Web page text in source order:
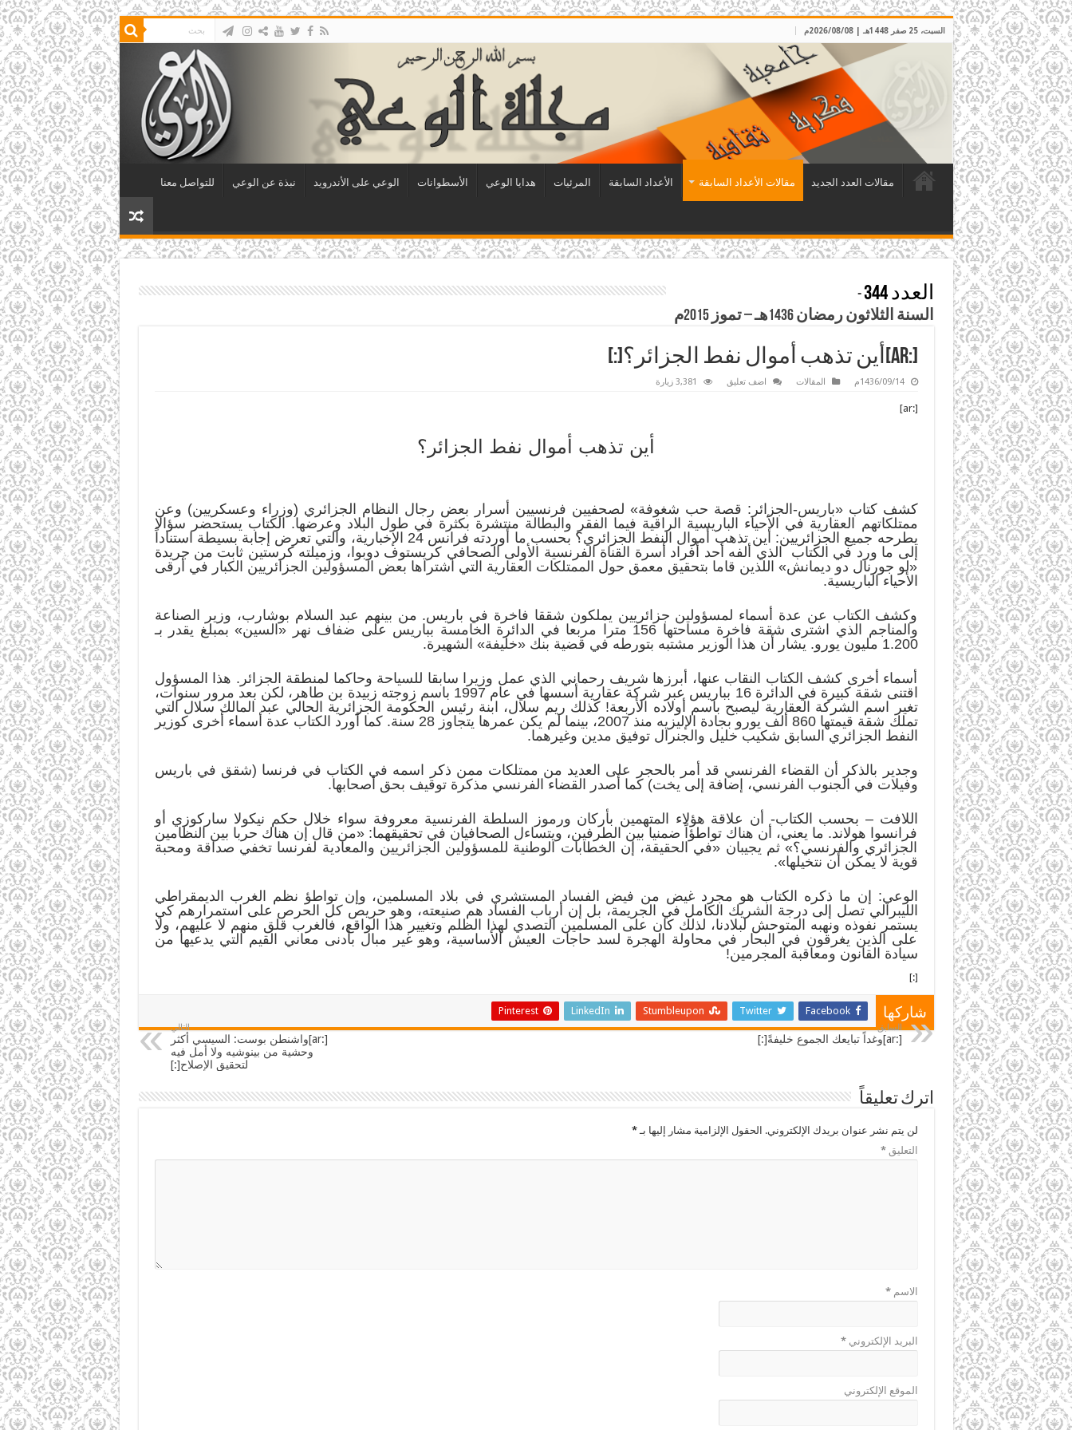
السبت، 25 صفر 1448هـ | 2026/08/08م
مقالات العدد الجديد مقالات الأعداد السابقة الأعداد السابقة المرئيات هدايا الوعي الأسطوانات الوعي على الأندرويد نبذة عن الوعي للتواصل معنا
العدد 344
-
السنة الثلاثون رمضان 1436هـ – تموز 2015م
[:ar]أين تذهب أموال نفط الجزائر؟[:]
1436/09/14م المقالات اضف تعليق 3,381 زيارة
[:ar]
أين تذهب أموال نفط الجزائر؟
كشف كتاب «باريس-الجزائر: قصة حب شغوفة» لصحفيين فرنسيين أسرار بعض رجال النظام الجزائري (وزراء وعسكريين) وعن
ممتلكاتهم العقارية في الأحياء الباريسية الراقية فيما الفقر والبطالة منتشرة بكثرة في طول البلاد وعرضها. الكتاب يستحضر سؤالا
يطرحه جميع الجزائريين: أين تذهب أموال النفط الجزائري؟ بحسب ما أوردته فرانس 24 الإخبارية، والتي تعرض إجابة بسيطة استناداً
إلى ما ورد في الكتاب الذي ألفه أحد أفراد أسرة القناة الفرنسية الأولى الصحافي كريستوف دوبوا، وزميلته كرستين ثابت من جريدة
«لو جورنال دو ديمانش» اللذين قاما بتحقيق معمق حول الممتلكات العقارية التي اشتراها بعض المسؤولين الجزائريين الكبار في أرقى
الأحياء الباريسية.
وكشف الكتاب عن عدة أسماء لمسؤولين جزائريين يملكون شققا فاخرة في باريس. من بينهم عبد السلام بوشارب، وزير الصناعة
والمناجم الذي اشترى شقة فاخرة مساحتها 156 مترا مربعا في الدائرة الخامسة بباريس على ضفاف نهر «السين» بمبلغ يقدر بـ
1.200 مليون يورو. يشار أن هذا الوزير مشتبه بتورطه في قضية بنك «خليفة» الشهيرة.
أسماء أخرى كشف الكتاب النقاب عنها، أبرزها شريف رحماني الذي عمل وزيرا سابقا للسياحة وحاكما لمنطقة الجزائر. هذا المسؤول
اقتنى شقة كبيرة في الدائرة 16 بباريس عبر شركة عقارية أسسها في عام 1997 باسم زوجته زبيدة بن طاهر، لكن بعد مرور سنوات،
تغير اسم الشركة العقارية ليصبح باسم أولاده الأربعة! كذلك ريم سلال، ابنة رئيس الحكومة الجزائرية الحالي عبد المالك سلال التي
تملك شقة قيمتها 860 ألف يورو بجادة الإليزيه منذ 2007، بينما لم يكن عمرها يتجاوز 28 سنة. كما أورد الكتاب عدة أسماء أخرى كوزير
النفط الجزائري السابق شكيب خليل والجنرال توفيق مدين وغيرهما.
وجدير بالذكر أن القضاء الفرنسي قد أمر بالحجر على العديد من ممتلكات ممن ذكر اسمه في الكتاب في فرنسا (شقق في باريس
وفيلات في الجنوب الفرنسي، إضافة إلى يخت) كما أصدر القضاء الفرنسي مذكرة توقيف بحق أصحابها.
اللافت – بحسب الكتاب- أن علاقة هؤلاء المتهمين بأركان ورموز السلطة الفرنسية معروفة سواء خلال حكم نيكولا ساركوزي أو
فرانسوا هولاند. ما يعني، أن هناك تواطؤاً ضمنيا بين الطرفين، ويتساءل الصحافيان في تحقيقهما: «من قال إن هناك حربا بين النظامين
الجزائري والفرنسي؟» ثم يجيبان «في الحقيقة، إن الخطابات الوطنية للمسؤولين الجزائريين والمعادية لفرنسا تخفي صداقة ومحبة
قوية لا يمكن أن نتخيلها».
الوعي: إن ما ذكره الكتاب هو مجرد غيض من فيض الفساد المستشري في بلاد المسلمين، وإن تواطؤ نظم الغرب الديمقراطي
الليبرالي تصل إلى درجة الشريك الكامل في الجريمة، بل إن أرباب الفساد هم صنيعته، وهو حريص كل الحرص على استمرارهم كي
يستمر نفوذه ونهبه المتوحش لبلادنا، لذلك كان على المسلمين التصدي لهذا الظلم وتغيير هذا الواقع، فالغرب قلق منهم لا عليهم، ولا
على الذين يغرقون في البحار في محاولة الهجرة لسد حاجات العيش الأساسية، وهو غير مبال بأدنى معاني القيم التي يدعيها من
سيادة القانون ومعاقبة المجرمين!
[:]
شاركها Facebook
Twitter
Stumbleupon
LinkedIn
Pinterest
السابق
[:ar]وغداً تبايعك الجموع خليفةً[:]
التالي
[:ar]واشنطن بوست: السيسي أكثر
وحشية من بينوشيه ولا أمل فيه
لتحقيق الإصلاح[:]
اترك تعليقاً
لن يتم نشر عنوان بريدك الإلكتروني. الحقول الإلزامية مشار إليها بـ*
التعليق*
الاسم*
البريد الإلكتروني*
الموقع الإلكتروني